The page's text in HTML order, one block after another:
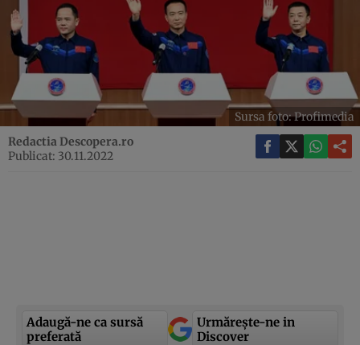
Sursa foto: Profimedia
Redactia Descopera.ro
Publicat: 30.11.2022
Adaugă-ne ca sursă
preferată
Urmărește-ne in
Discover